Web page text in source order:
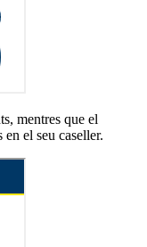
mentres que el
el seu caseller.